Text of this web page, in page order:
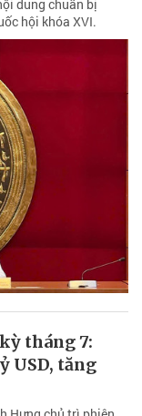
dung chuẩn bị
hội khóa XVI.
tháng 7:
USD, tăng